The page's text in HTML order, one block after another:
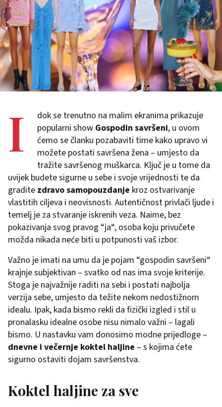
I
dok se trenutno na malim ekranima prikazuje
popularni show Gospodin savršeni, u ovom
ćemo se članku pozabaviti time kako upravo vi
možete postati savršena žena – umjesto da
tražite savršenog muškarca. Ključ je u tome da
uvijek budete sigurne u sebe i svoje vrijednosti te da
gradite zdravo samopouzdanje kroz ostvarivanje
vlastitih ciljeva i neovisnosti. Autentičnost privlači ljude i
temelj je za stvaranje iskrenih veza. Naime, bez
pokazivanja svog pravog “ja“, osoba koju privučete
možda nikada neće biti u potpunosti vaš izbor.
Važno je imati na umu da je pojam “gospodin savršeni“
krajnje subjektivan – svatko od nas ima svoje kriterije.
Stoga je najvažnije raditi na sebi i postati najbolja
verzija sebe, umjesto da težite nekom nedostižnom
idealu. Ipak, kada bismo rekli da fizički izgled i stil u
pronalasku idealne osobe nisu nimalo važni – lagali
bismo. U nastavku vam donosimo modne prijedloge –
dnevne i večernje koktel haljine – s kojima ćete
sigurno ostaviti dojam savršenstva.
Koktel haljine za sve